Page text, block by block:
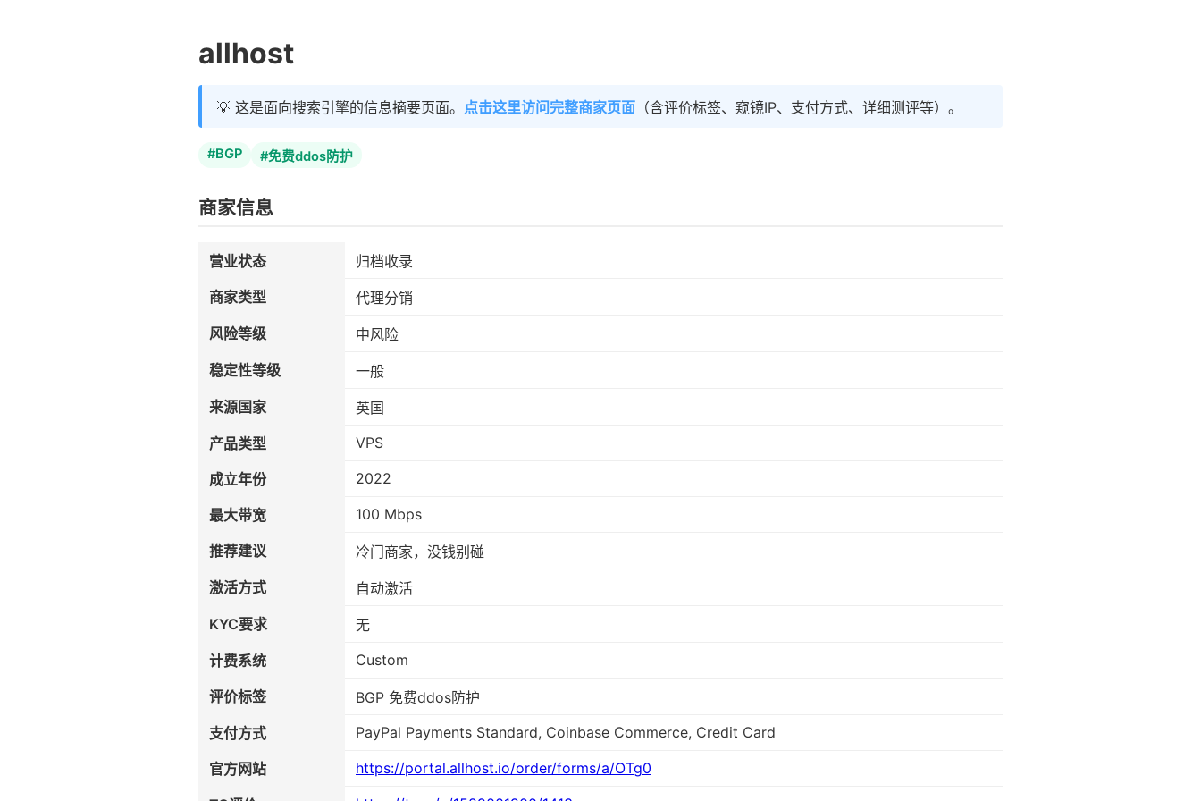
allhost
💡 这是面向搜索引擎的信息摘要页面。 点击这里访问完整商家页面 （含评价标签、窥镜IP、支付方式、详细测评等）。
#BGP #免费ddos防护
商家信息
营业状态
归档收录
商家类型
代理分销
风险等级
中风险
稳定性等级
一般
来源国家
英国
产品类型
VPS
成立年份 2022
最大带宽 100 Mbps
推荐建议
冷门商家，没钱别碰
激活方式
自动激活
KYC要求
无
计费系统
Custom
评价标签
BGP 免费ddos防护
支付方式
PayPal Payments Standard, Coinbase Commerce, Credit Card
官方网站 https://portal.allhost.io/order/forms/a/OTg0